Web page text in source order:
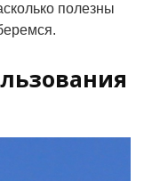
полезны